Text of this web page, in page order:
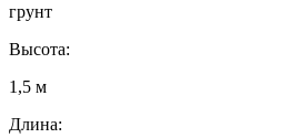
грунт
Высота:
1,5 м
Длина: